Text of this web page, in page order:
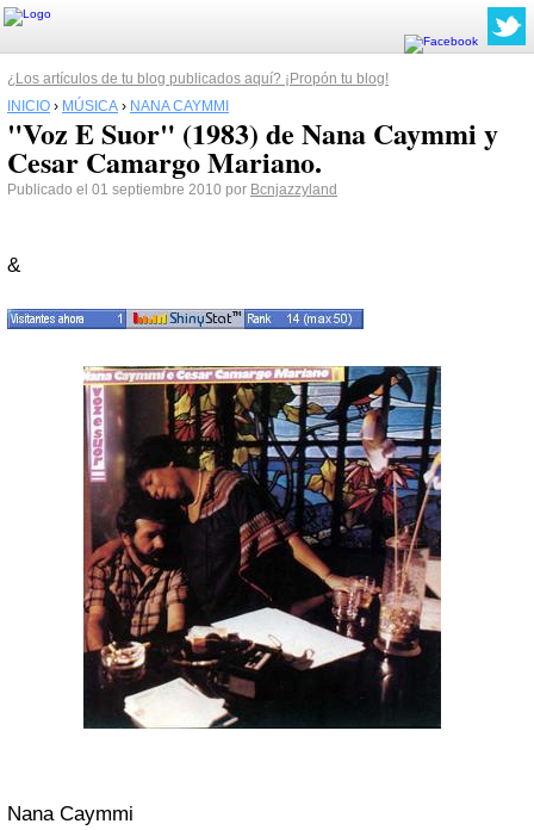
¿Los artículos de tu blog publicados aquí? ¡Propón tu blog!
INICIO › MÚSICA › NANA CAYMMI
"Voz E Suor" (1983) de Nana Caymmi y
Cesar Camargo Mariano.
Publicado el 01 septiembre 2010 por Bcnjazzyland
&
Nana Caymmi